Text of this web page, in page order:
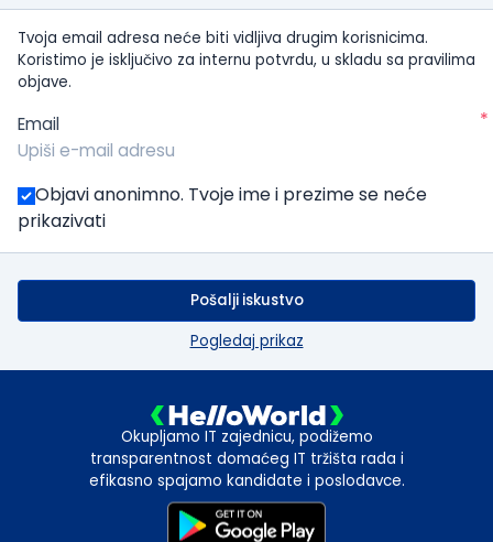
Tvoja email adresa neće biti vidljiva drugim korisnicima.
Koristimo je isključivo za internu potvrdu, u skladu sa pravilima
objave.
Email *
Objavi anonimno. Tvoje ime i prezime se neće
prikazivati
Pošalji iskustvo
Pogledaj prikaz
Okupljamo IT zajednicu, podižemo
transparentnost domaćeg IT tržišta rada i
efikasno spajamo kandidate i poslodavce.